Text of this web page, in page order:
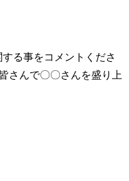
る事をコメントくださ
さんで〇〇さんを盛り上